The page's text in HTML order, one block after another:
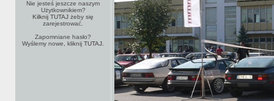
Nie jesteś jeszcze naszym
Użytkownikiem?
Kilknij TUTAJ żeby się
zarejestrować.
Zapomniane hasło?
Wyślemy nowe, kliknijTUTAJ